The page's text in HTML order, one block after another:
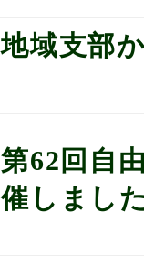
地域支部
第62回自
催しまし